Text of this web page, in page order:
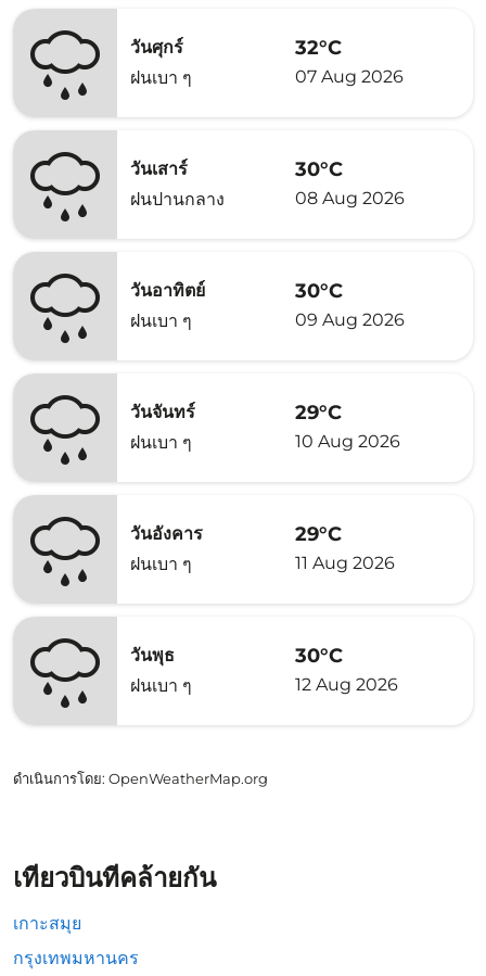
วันศุกร์
ฝนเบา ๆ
32°C
07 Aug 2026
วันเสาร์
ฝนปานกลาง
30°C
08 Aug 2026
วันอาทิตย์
ฝนเบา ๆ
30°C
09 Aug 2026
วันจันทร์
ฝนเบา ๆ
29°C
10 Aug 2026
วันอังคาร
ฝนเบา ๆ
29°C
11 Aug 2026
วันพุธ
ฝนเบา ๆ
30°C
12 Aug 2026
ดำเนินการโดย: OpenWeatherMap.org
เที่ยวบินที่คล้ายกัน
เกาะสมุย
กรุงเทพมหานคร